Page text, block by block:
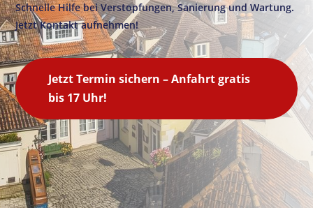
Schnelle Hilfe bei Verstopfungen, Sanierung und Wartung.
Jetzt Kontakt aufnehmen!
Jetzt Termin sichern – Anfahrt gratis
bis 17 Uhr!